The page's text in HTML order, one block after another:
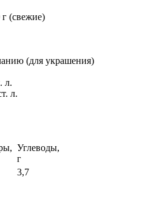
(свежие)
(для украшения)
л.
л.
Углеводы,
г
3,7